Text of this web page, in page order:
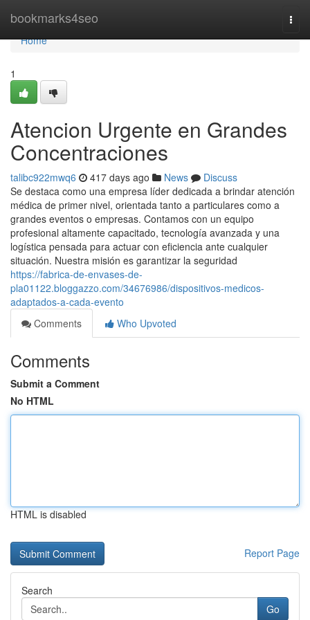
bookmarks4seo
Home
Home
1
Atencion Urgente en Grandes
Concentraciones
talibc922mwq6 417 days ago News
Discuss
Se destaca como una empresa líder dedicada a brindar atención
médica de primer nivel, orientada tanto a particulares como a
grandes eventos o empresas. Contamos con un equipo
profesional altamente capacitado, tecnología avanzada y una
logística pensada para actuar con eficiencia ante cualquier
situación. Nuestra misión es garantizar la seguridad
https://fabrica-de-envases-de-
pla01122.bloggazzo.com/34676986/dispositivos-medicos-
adaptados-a-cada-evento
Comments
Who Upvoted
Comments
Submit a Comment
No HTML
HTML is disabled
Report Page
Search
Go